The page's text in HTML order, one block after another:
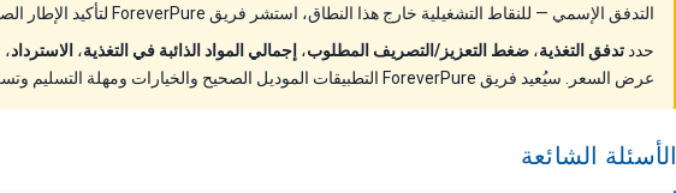
التدفق الإسمي — للنقاط التشغيلية خارج هذا النطاق، استشر فريق ForeverPure لتأكيد الإطار الصحيح.
حددتدفق التغذية،ضغط التعزيز/التصريف المطلوب، إجمالي المواد الذائبة في التغذية، الاسترداد
عرض السعر. سيُعيد فريق ForeverPure التطبيقات الموديل الصحيح والخيارات ومهلة التسليم وتسعير المشروع.
الأسئلة الشائعة